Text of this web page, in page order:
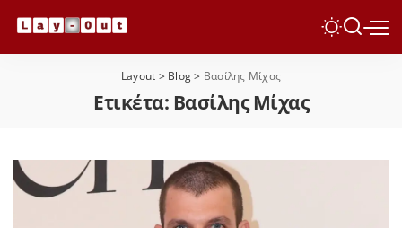
Layout > Blog> Βασίλης Μίχας
Ετικέτα: Βασίλης Μίχας